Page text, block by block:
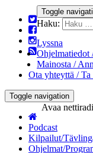
Toggle
Haku:
Lyssna
Ohjelmatiedot
Mainosta /
Ota yhteyttä /
Toggle navigation
Avaa
Podcast
Kilpailut/
Ohjelmat/